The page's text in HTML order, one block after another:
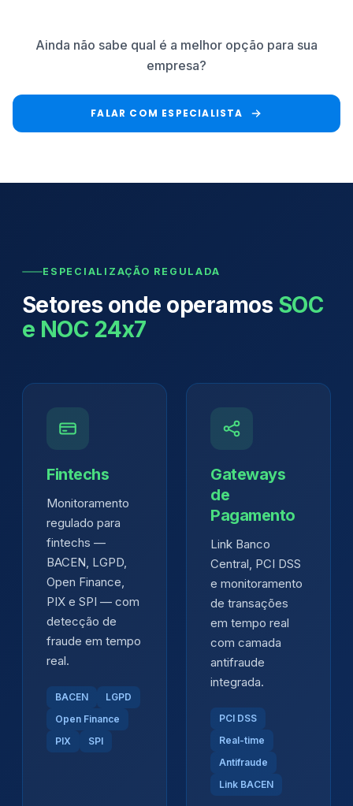
Ainda não sabe qual é a melhor opção para sua
empresa?
FALAR COM ESPECIALISTA
ESPECIALIZAÇÃO REGULADA
Setores onde operamos SOC
e NOC 24x7
Fintechs
Monitoramento
regulado para
fintechs —
BACEN, LGPD,
Open Finance,
PIX e SPI — com
detecção de
fraude em tempo
real.
BACEN
LGPD
Open Finance
PIX
SPI
Gateways
de
Pagamento
Link Banco
Central, PCI DSS
e monitoramento
de transações
em tempo real
com camada
antifraude
integrada.
PCI DSS
Real-time
Antifraude
Link BACEN